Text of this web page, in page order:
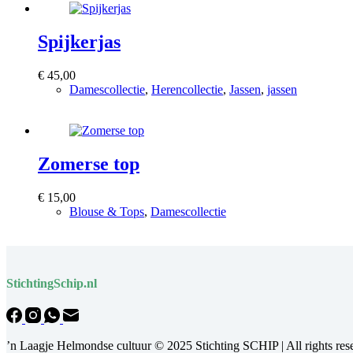
Spijkerjas
€ 45,00
Damescollectie, Herencollectie, Jassen, jassen
Zomerse top
€ 15,00
Blouse & Tops, Damescollectie
StichtingSchip.nl
’n Laagje Helmondse cultuur © 2025 Stichting SCHIP | All rights